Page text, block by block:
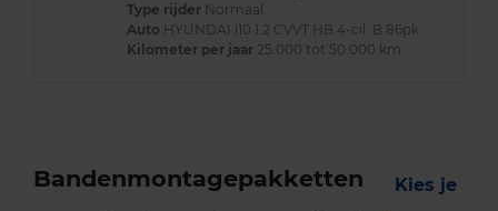
Type rijder Normaal
Auto HYUNDAI i10 1.2 CVVT HB 4-cil. B 86pk
Kilometer per jaar 25.000 tot 50.000 km
Bandenmontagepakketten
Kies je